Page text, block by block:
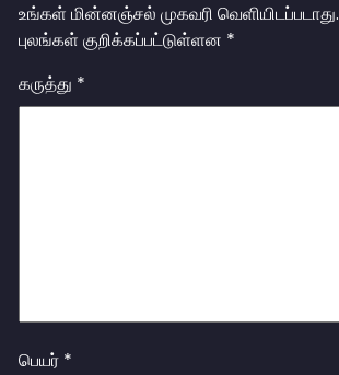
உங்கள் மின்னஞ்சல் முகவரி வெளியிடப்படாது.
புலங்கள் குறிக்கப்பட்டுள்ளன *
கருத்து *
பெயர் *